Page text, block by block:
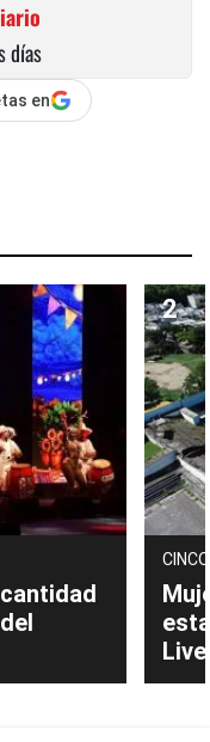
días
en